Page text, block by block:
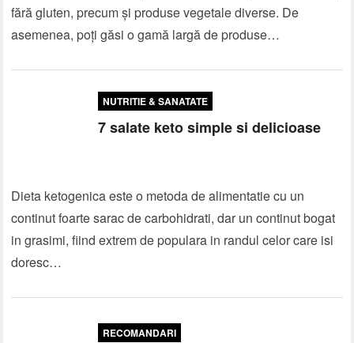
fără gluten, precum și produse vegetale diverse. De
asemenea, poți găsi o gamă largă de produse…
NUTRITIE & SANATATE
7 salate keto simple si delicioase
Dieta ketogenica este o metoda de alimentatie cu un
continut foarte sarac de carbohidrati, dar un continut bogat
in grasimi, fiind extrem de populara in randul celor care isi
doresc…
RECOMANDARI